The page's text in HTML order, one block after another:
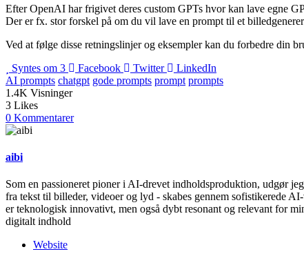
Efter OpenAI har frigivet deres custom GPTs hvor kan lave egne
Der er fx. stor forskel på om du vil lave en prompt til et
Ved at følge disse retningslinjer og eksempler kan du forbedre din
Syntes om 3 Facebook Twitter
LinkedIn
AI prompts chatgpt gode prompts prompt prompts
1.4K Visninger
3 Likes
0 Kommentarer
aibi
Som en passioneret pioner i AI-drevet indholdsproduktion, udgør
fra tekst til billeder, videoer og lyd - skabes gennem sofistikerede
er teknologisk innovativt, men også dybt resonant og relevant for
digitalt indhold
Website